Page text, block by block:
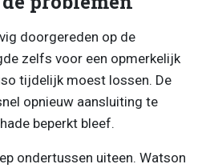
doorgereden op de
zelfs voor een opmerkelijk
tijdelijk moest lossen. De
opnieuw aansluiting te
beperkt bleef.
ondertussen uiteen. Watson